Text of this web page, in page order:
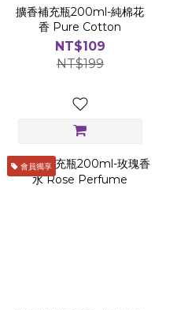
擴香補充瓶200ml-純棉花
香 Pure Cotton
NT$109
NT$199
會員獨享